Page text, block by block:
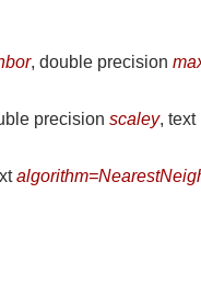
, double precision
precision scaley, text